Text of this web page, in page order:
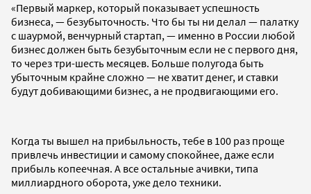
«Первый маркер, который показывает успешность
бизнеса, — безубыточность. Что бы ты ни делал — палатку
с шаурмой, венчурный стартап, — именно в России любой
бизнес должен быть безубыточным если не с первого дня,
то через три-шесть месяцев. Больше полугода быть
убыточным крайне сложно — не хватит денег, и ставки
будут добивающими бизнес, а не продвигающими его.
Когда ты вышел на прибыльность, тебе в 100 раз проще
привлечь инвестиции и самому спокойнее, даже если
прибыль копеечная. А все остальные ачивки, типа
миллиардного оборота, уже дело техники.